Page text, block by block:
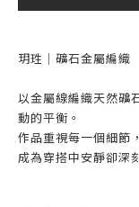
玥珄｜礦石金屬編織
以金屬線編織天然礦
動的平衡。
作品重視每一個細節
成為穿搭中安靜卻深